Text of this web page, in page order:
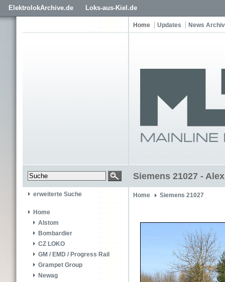
ElektrolokArchive.de Loks-aus-Kiel.de
Home Updates News Archiv
Siemens 21027 -
erweiterte Suche
Home
Alstom
Bombardier
CZ LOKO
GM / EMD / Progress Rail
Grampet Group
Newag
Home Siemens 21027